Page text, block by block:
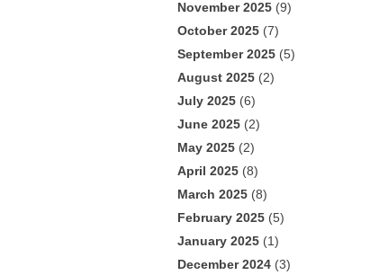
November 2025 (9)
October 2025 (7)
September 2025 (5)
August 2025 (2)
July 2025 (6)
June 2025 (2)
May 2025 (2)
April 2025 (8)
March 2025 (8)
February 2025 (5)
January 2025 (1)
December 2024 (3)